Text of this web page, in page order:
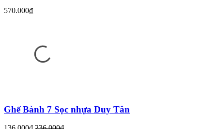
570.000₫
Ghế Bành 7 Sọc nhựa Duy Tân